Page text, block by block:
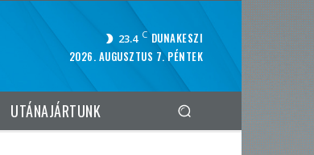
23.4 C DUNAKESZI
2026. AUGUSZTUS 7. PÉNTEK
UTÁNAJÁRTUNK